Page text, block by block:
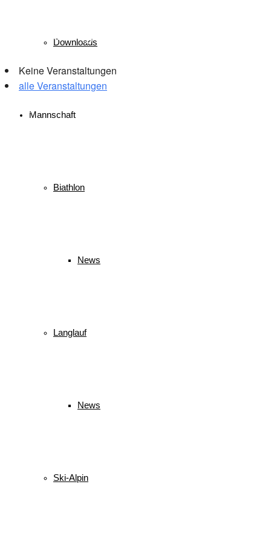
Downloads
Mannschaft
Biathlon
News
Langlauf
News
Ski-Alpin
Veranstaltungen
Keine Veranstaltungen
alle Veranstaltungen
© 2026 WSV Reit im Winkl e.V. powerd by Maximilian Hamberger